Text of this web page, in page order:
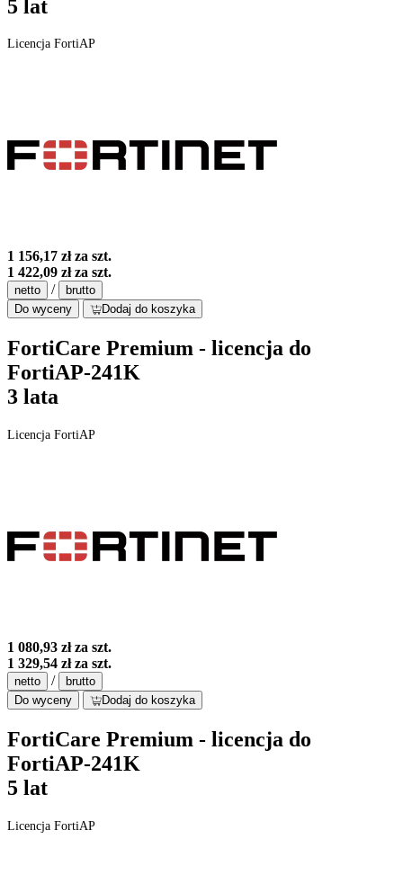
5 lat
Licencja FortiAP
1 156,17 złza szt.
1 422,09 złza szt.
netto /
brutto
Do wyceny
Dodaj do koszyka
FortiCare Premium - licencja do
FortiAP-241K
3 lata
Licencja FortiAP
1 080,93 złza szt.
1 329,54 złza szt.
netto /
brutto
Do wyceny
Dodaj do koszyka
FortiCare Premium - licencja do
FortiAP-241K
5 lat
Licencja FortiAP